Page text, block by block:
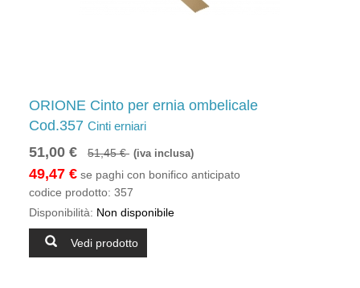
ORIONE Cinto per ernia ombelicale
Cod.357 Cinti erniari
51,00 € 51,45 € (iva inclusa)
49,47 € se paghi con bonifico anticipato
codice prodotto: 357
Disponibilità: Non disponibile
Vedi prodotto